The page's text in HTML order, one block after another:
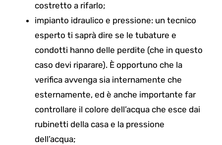
costretto a rifarlo;
impianto idraulico e pressione: un tecnico
esperto ti saprà dire se le tubature e
condotti hanno delle perdite (che in questo
caso devi riparare). È opportuno che la
verifica avvenga sia internamente che
esternamente, ed è anche importante far
controllare il colore dell’acqua che esce dai
rubinetti della casa e la pressione
dell’acqua;